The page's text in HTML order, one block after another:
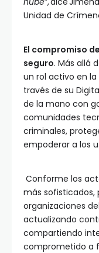
Unidad de
El compromiso
seguro. Más allá
un rol activo en
través de su
de la mano con
comunidades
criminales,
empoderar a los
Conforme los
más sofisticados,
organizaciones
actualizando
compartiendo
comprometido a